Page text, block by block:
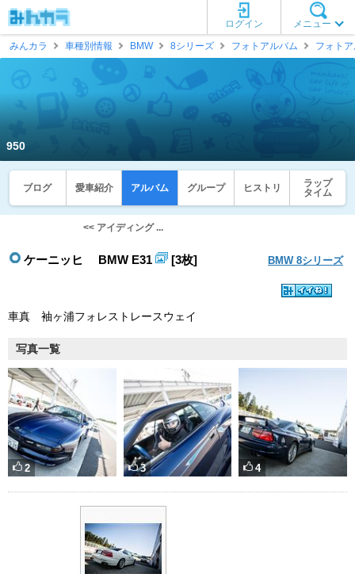
メニュー
ログイン
みんカラ
車種別情報 BMW 8シリーズ フォトアルバム フォト
950
ブログ 愛車紹介 アルバム グループ ヒストリ
ラップ
タイム
<< アイディング ...
ケーニッヒ BMW E31 [3枚] BMW 8シリーズ
車真 袖ヶ浦フォレストレースウェイ
写真一覧
2 3 4